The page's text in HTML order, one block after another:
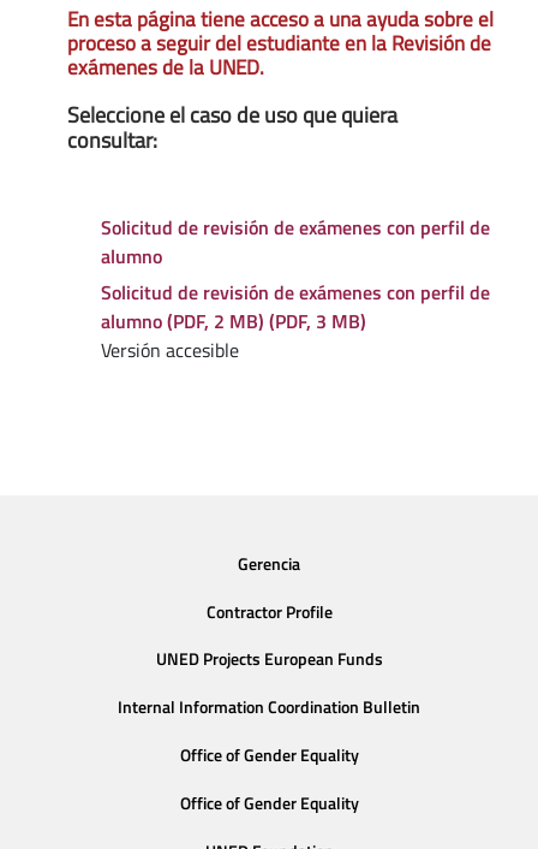
En esta página tiene acceso a una ayuda sobre el
proceso a seguir del estudiante en la Revisión de
exámenes de la UNED.
Seleccione el caso de uso que quiera
consultar:
Solicitud de revisión de exámenes con perfil de
alumno
Solicitud de revisión de exámenes con perfil de
alumno (PDF, 2 MB) (PDF, 3 MB)
Versión accesible
Gerencia
Contractor Profile
UNED Projects European Funds
Internal Information Coordination Bulletin
Office of Gender Equality
Office of Gender Equality